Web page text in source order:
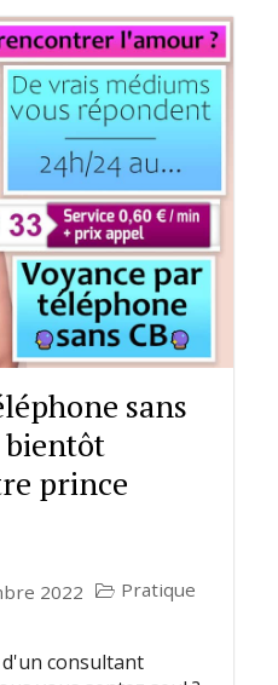
sans
bientôt
prince
2022
Pratique
consultant